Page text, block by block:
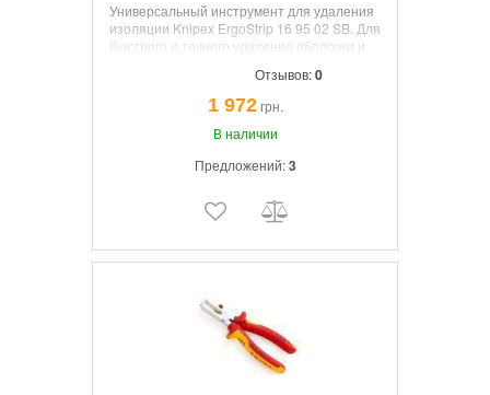
Универсальный инструмент для удаления
изоляции Knipex ErgoStrip 16 95 02 SB. Для
быстрого и точного удаления оболочки и
круглых проводов и проводов. Для сырых
помещений (например, NYM от 3 × 1,5 мм²
до 5 × 2,5 мм²), дата-кабеля (например,
витая пара) и коаксиального кабеля.
Отзывов:0
1 972грн.
В наличии
Предложений:3